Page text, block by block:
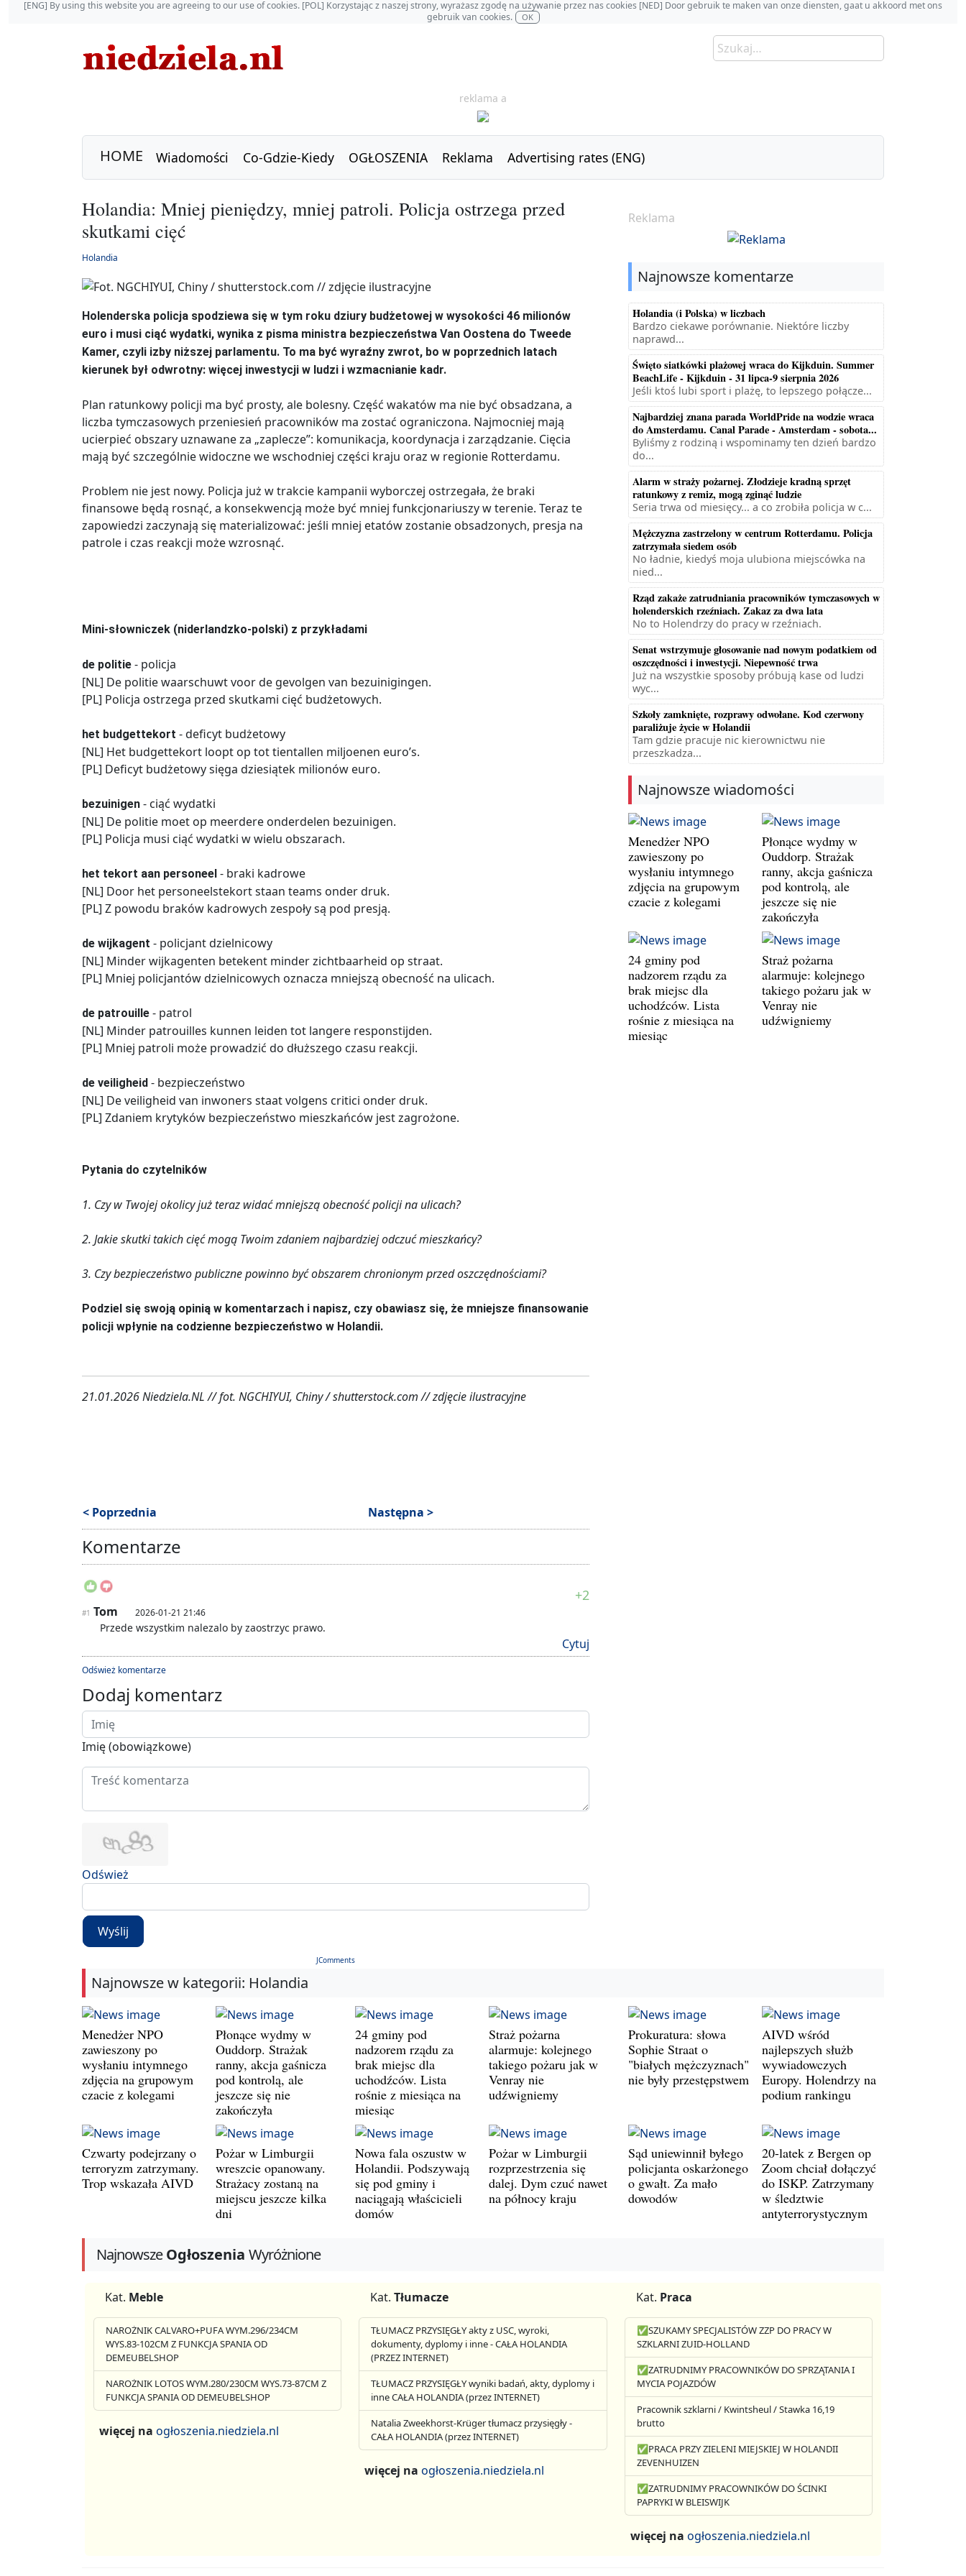
[ENG] By using this website you are agreeing to our use of cookies. [POL] Korzystając z naszej strony, wyrażasz zgodę na używanie przez nas cookies [NED] Door gebruik te maken van onze diensten, gaat u akkoord met ons
gebruik van cookies.
OK
reklama a
HOME Wiadomości Co-Gdzie-Kiedy OGŁOSZENIA Reklama Advertising rates (ENG)
Holandia: Mniej pieniędzy, mniej patroli. Policja ostrzega przed
skutkami cięć
Holandia
Holenderska policja spodziewa się w tym roku dziury budżetowej w wysokości 46 milionów
euro i musi ciąć wydatki, wynika z pisma ministra bezpieczeństwa Van Oostena do Tweede
Kamer, czyli izby niższej parlamentu. To ma być wyraźny zwrot, bo w poprzednich latach
kierunek był odwrotny: więcej inwestycji w ludzi i wzmacnianie kadr.
Plan ratunkowy policji ma być prosty, ale bolesny. Część wakatów ma nie być obsadzana, a
liczba tymczasowych przeniesień pracowników ma zostać ograniczona. Najmocniej mają
ucierpieć obszary uznawane za „zaplecze”: komunikacja, koordynacja i zarządzanie. Cięcia
mają być szczególnie widoczne we wschodniej części kraju oraz w regionie Rotterdamu.
Problem nie jest nowy. Policja już w trakcie kampanii wyborczej ostrzegała, że braki
finansowe będą rosnąć, a konsekwencją może być mniej funkcjonariuszy w terenie. Teraz te
zapowiedzi zaczynają się materializować: jeśli mniej etatów zostanie obsadzonych, presja na
patrole i czas reakcji może wzrosnąć.
Mini-słowniczek (niderlandzko-polski) z przykładami
de politie - policja
[NL] De politie waarschuwt voor de gevolgen van bezuinigingen.
[PL] Policja ostrzega przed skutkami cięć budżetowych.
het budgettekort - deficyt budżetowy
[NL] Het budgettekort loopt op tot tientallen miljoenen euro’s.
[PL] Deficyt budżetowy sięga dziesiątek milionów euro.
bezuinigen - ciąć wydatki
[NL] De politie moet op meerdere onderdelen bezuinigen.
[PL] Policja musi ciąć wydatki w wielu obszarach.
het tekort aan personeel - braki kadrowe
[NL] Door het personeelstekort staan teams onder druk.
[PL] Z powodu braków kadrowych zespoły są pod presją.
de wijkagent - policjant dzielnicowy
[NL] Minder wijkagenten betekent minder zichtbaarheid op straat.
[PL] Mniej policjantów dzielnicowych oznacza mniejszą obecność na ulicach.
de patrouille - patrol
[NL] Minder patrouilles kunnen leiden tot langere responstijden.
[PL] Mniej patroli może prowadzić do dłuższego czasu reakcji.
de veiligheid - bezpieczeństwo
[NL] De veiligheid van inwoners staat volgens critici onder druk.
[PL] Zdaniem krytyków bezpieczeństwo mieszkańców jest zagrożone.
Pytania do czytelników
1. Czy w Twojej okolicy już teraz widać mniejszą obecność policji na ulicach?
2. Jakie skutki takich cięć mogą Twoim zdaniem najbardziej odczuć mieszkańcy?
3. Czy bezpieczeństwo publiczne powinno być obszarem chronionym przed oszczędnościami?
Podziel się swoją opinią w komentarzach i napisz, czy obawiasz się, że mniejsze finansowanie
policji wpłynie na codzienne bezpieczeństwo w Holandii.
21.01.2026 Niedziela.NL // fot. NGCHIYUI, Chiny / shutterstock.com // zdjęcie ilustracyjne
< Poprzednia Następna >
Komentarze
+2
#1 Tom 2026-01-21 21:46
Przede wszystkim nalezalo by zaostrzyc prawo.
Cytuj
Odśwież komentarze
Dodaj komentarz
Imię (obowiązkowe)
Odśwież
Wyślij
JComments
Reklama
Najnowsze komentarze
Holandia (i Polska) w liczbach
Bardzo ciekawe porównanie. Niektóre liczby
naprawd...
Święto siatkówki plażowej wraca do Kijkduin. Summer
BeachLife - Kijkduin - 31 lipca-9 sierpnia 2026
Jeśli ktoś lubi sport i plażę, to lepszego połącze...
Najbardziej znana parada WorldPride na wodzie wraca
do Amsterdamu. Canal Parade - Amsterdam - sobota...
Byliśmy z rodziną i wspominamy ten dzień bardzo
do...
Alarm w straży pożarnej. Złodzieje kradną sprzęt
ratunkowy z remiz, mogą zginąć ludzie
Seria trwa od miesięcy... a co zrobiła policja w c...
Mężczyzna zastrzelony w centrum Rotterdamu. Policja
zatrzymała siedem osób
No ładnie, kiedyś moja ulubiona miejscówka na
nied...
Rząd zakaże zatrudniania pracowników tymczasowych w
holenderskich rzeźniach. Zakaz za dwa lata
No to Holendrzy do pracy w rzeźniach.
Senat wstrzymuje głosowanie nad nowym podatkiem od
oszczędności i inwestycji. Niepewność trwa
Już na wszystkie sposoby próbują kase od ludzi
wyc...
Szkoły zamknięte, rozprawy odwołane. Kod czerwony
paraliżuje życie w Holandii
Tam gdzie pracuje nic kierownictwu nie
przeszkadza...
Najnowsze wiadomości
Menedżer NPO
zawieszony po
wysłaniu intymnego
zdjęcia na grupowym
czacie z kolegami
Płonące wydmy w
Ouddorp. Strażak
ranny, akcja gaśnicza
pod kontrolą, ale
jeszcze się nie
zakończyła
24 gminy pod
nadzorem rządu za
brak miejsc dla
uchodźców. Lista
rośnie z miesiąca na
miesiąc
Straż pożarna
alarmuje: kolejnego
takiego pożaru jak w
Venray nie
udźwigniemy
Najnowsze w kategorii: Holandia
Menedżer NPO
zawieszony po
wysłaniu intymnego
zdjęcia na grupowym
czacie z kolegami
Płonące wydmy w
Ouddorp. Strażak
ranny, akcja gaśnicza
pod kontrolą, ale
jeszcze się nie
zakończyła
24 gminy pod
nadzorem rządu za
brak miejsc dla
uchodźców. Lista
rośnie z miesiąca na
miesiąc
Straż pożarna
alarmuje: kolejnego
takiego pożaru jak w
Venray nie
udźwigniemy
Prokuratura: słowa
Sophie Straat o
"białych mężczyznach"
nie były przestępstwem
AIVD wśród
najlepszych służb
wywiadowczych
Europy. Holendrzy na
podium rankingu
Czwarty podejrzany o
terroryzm zatrzymany.
Trop wskazała AIVD
Pożar w Limburgii
wreszcie opanowany.
Strażacy zostaną na
miejscu jeszcze kilka
dni
Nowa fala oszustw w
Holandii. Podszywają
się pod gminy i
naciągają właścicieli
domów
Pożar w Limburgii
rozprzestrzenia się
dalej. Dym czuć nawet
na północy kraju
Sąd uniewinnił byłego
policjanta oskarżonego
o gwałt. Za mało
dowodów
20-latek z Bergen op
Zoom chciał dołączyć
do ISKP. Zatrzymany
w śledztwie
antyterrorystycznym
NajnowszeOgłoszenia Wyróżnione
Kat. Meble
NAROŻNIK CALVARO+PUFA WYM.296/234CM
WYS.83-102CM Z FUNKCJA SPANIA OD
DEMEUBELSHOP
NAROŻNIK LOTOS WYM.280/230CM WYS.73-87CM Z
FUNKCJA SPANIA OD DEMEUBELSHOP
więcej na ogłoszenia.niedziela.nl
Kat. Tłumacze
TŁUMACZ PRZYSIĘGŁY akty z USC, wyroki,
dokumenty, dyplomy i inne - CAŁA HOLANDIA
(PRZEZ INTERNET)
TŁUMACZ PRZYSIĘGŁY wyniki badań, akty, dyplomy i
inne CAŁA HOLANDIA (przez INTERNET)
Natalia Zweekhorst-Krüger tłumacz przysięgły -
CAŁA HOLANDIA (przez INTERNET)
więcej naogłoszenia.niedziela.nl
Kat. Praca
✅SZUKAMY SPECJALISTÓW ZZP DO PRACY W
SZKLARNI ZUID-HOLLAND
✅ZATRUDNIMY PRACOWNIKÓW DO SPRZĄTANIA I
MYCIA POJAZDÓW
Pracownik szklarni / Kwintsheul / Stawka 16,19
brutto
✅PRACA PRZY ZIELENI MIEJSKIEJ W HOLANDII
ZEVENHUIZEN
✅ZATRUDNIMY PRACOWNIKÓW DO ŚCINKI
PAPRYKI W BLEISWIJK
więcej na ogłoszenia.niedziela.nl